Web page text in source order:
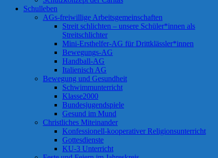
Schulleben
AGs-freiwillige Arbeitsgemeinschaften
Streit schlichten – unsere Schüler*innen als
Streitschlichter
Mini-Ersthelfer-AG für Drittklässler*innen
Bewegungs-AG
Handball-AG
Italienisch AG
Bewegung und Gesundheit
Schwimmunterricht
Klasse2000
Bundesjugendspiele
Gesund im Mund
Christliches Miteinander
Konfessionell-kooperativer Religionsunterricht
Gottesdienste
KU-3 Unterricht